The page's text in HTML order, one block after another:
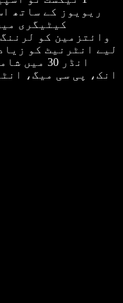
ریویوز کے ساتھ
وائتزمین کو
انڈر 30
انک، پی سی میگ،